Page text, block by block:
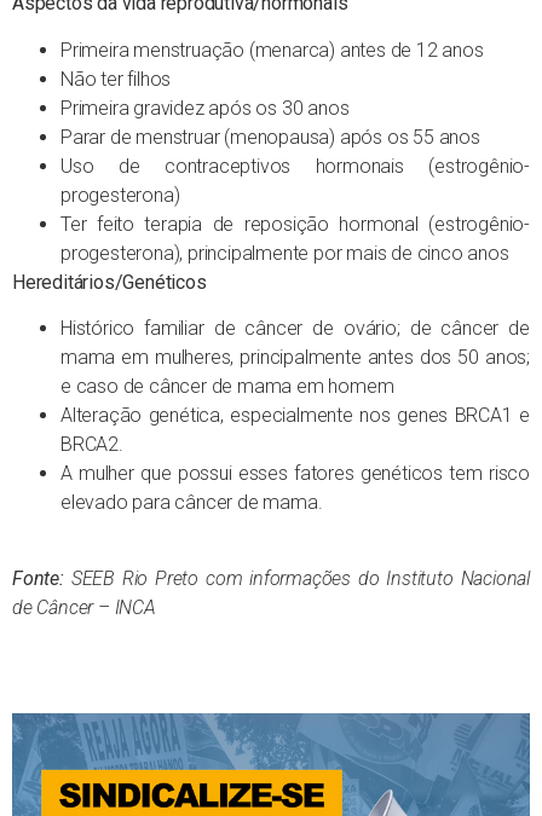
Primeira menstruação (menarca) antes de 12 anos
Não ter filhos
Primeira gravidez após os 30 anos
Parar de menstruar (menopausa) após os 55 anos
Uso de contraceptivos hormonais (estrogênio-
progesterona)
Ter feito terapia de reposição hormonal (estrogênio-
progesterona), principalmente por mais de cinco anos
Hereditários/Genéticos
Histórico familiar de câncer de ovário; de câncer de
mama em mulheres, principalmente antes dos 50 anos;
e caso de câncer de mama em homem
Alteração genética, especialmente nos genes BRCA1 e
BRCA2.
A mulher que possui esses fatores genéticos tem risco
elevado para câncer de mama.
Fonte: SEEB Rio Preto com informações do Instituto Nacional
de Câncer – INCA